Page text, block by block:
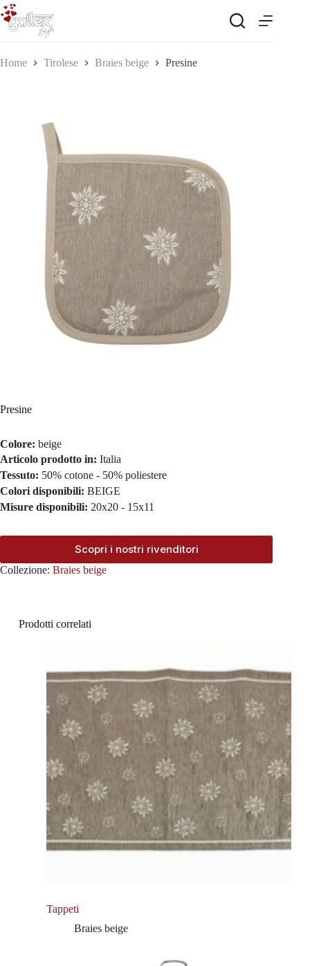
Salta
al
contenuto
Home Tirolese Braies beige Presine
Presine
Colore: beige
Articolo prodotto in: Italia
Tessuto: 50% cotone - 50% poliestere
Colori disponibili: BEIGE
Misure disponibili: 20x20 - 15x11
Scopri i nostri rivenditori
Collezione: Braies beige
Prodotti correlati
Tappeti
Braies beige